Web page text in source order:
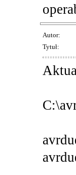
Autor:
Tytuł: